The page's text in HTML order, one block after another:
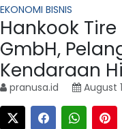
EKONOMI BISNIS
Hankook
GmbH,
Kendaraan
pranusa.id August